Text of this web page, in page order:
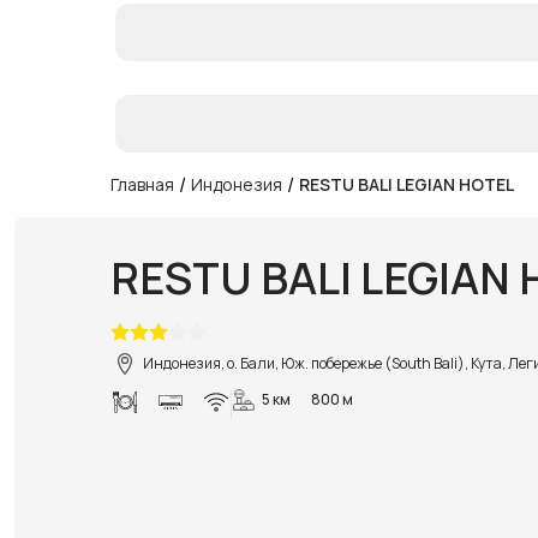
Главная / Индонезия / RESTU BALI LEGIAN HOTEL
RESTU BALI LEGIAN
Индонезия, о. Бали, Юж. побережье (South Bali), Кута,
5 км
800 м